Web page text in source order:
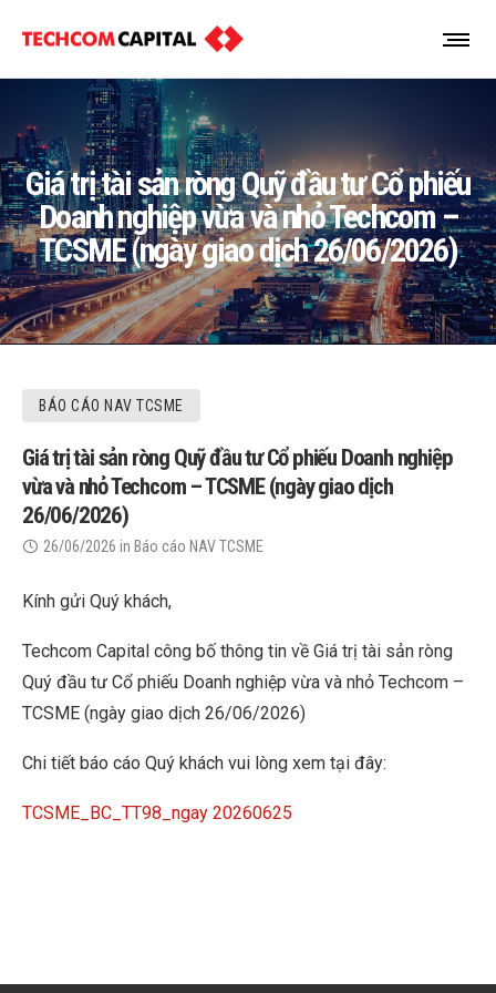
Giá trị tài sản ròng Quỹ đầu tư Cổ phiếu
Doanh nghiệp vừa và nhỏ Techcom –
TCSME (ngày giao dịch 26/06/2026)
BÁO CÁO NAV TCSME
Giá trị tài sản ròng Quỹ đầu tư Cổ phiếu Doanh nghiệp
vừa và nhỏ Techcom – TCSME (ngày giao dịch
26/06/2026)
26/06/2026 in Báo cáo NAV TCSME
Kính gửi Quý khách,
Techcom Capital công bố thông tin về Giá trị tài sản ròng
Quý đầu tư Cổ phiếu Doanh nghiệp vừa và nhỏ Techcom –
TCSME (ngày giao dịch 26/06/2026)
Chi tiết báo cáo Quý khách vui lòng xem tại đây:
TCSME_BC_TT98_ngay 20260625